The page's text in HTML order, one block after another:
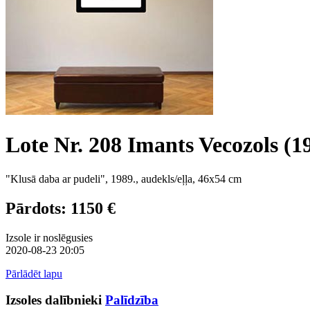
Lote Nr. 208 Imants Vecozols
"Klusā daba ar pudeli", 1989., audekls/eļļa, 46x54 cm
Pārdots: 1150 €
Izsole ir noslēgusies
2020-08-23 20:05
Pārlādēt lapu
Izsoles dalībnieki Palīdzība